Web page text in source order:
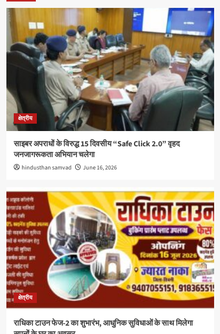
क्षेत्रीय
साइबर अपराधों के विरुद्ध 15 दिवसीय “Safe Click 2.0” वृहद
जनजागरूकता अभियान चलेगा
hindusthan samvad June 16, 2026
क्षेत्रीय
राधिका टाउन फेज-2 का शुभारंभ, आधुनिक सुविधाओं के साथ मिलेगा